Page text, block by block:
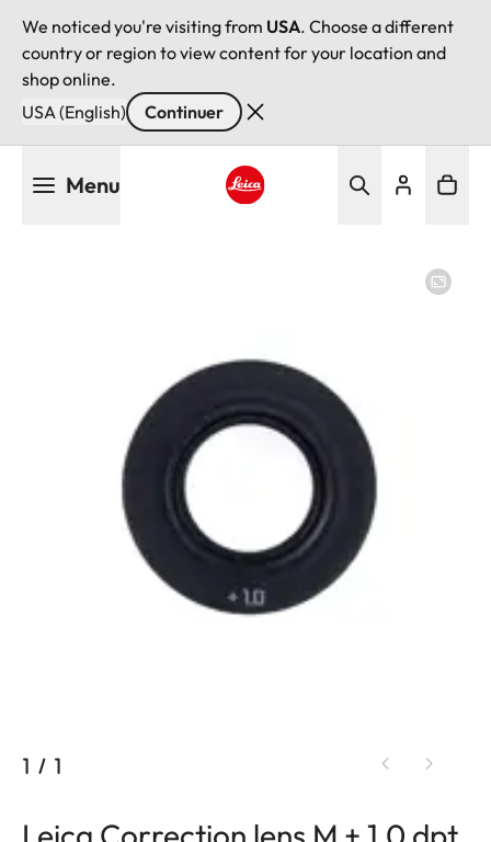
We noticed you're visiting from USA. Choose a different
country or region to view content for your location and
shop online.
USA (English)
Continuer
Menu
1 / 1